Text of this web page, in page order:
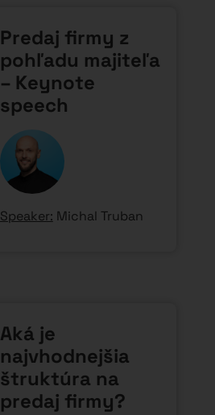
Predaj firmy z
pohľadu majiteľa
– Keynote
speech
Speaker: Michal Truban
Aká je
najvhodnejšia
štruktúra na
predaj firmy?